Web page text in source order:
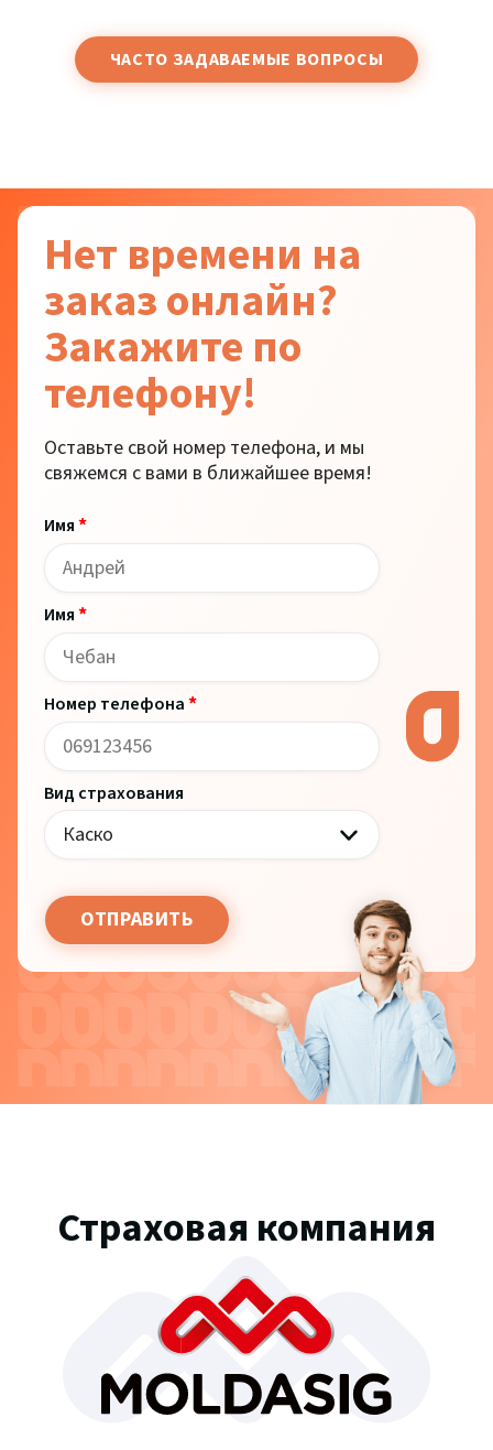
ЧАСТО ЗАДАВАЕМЫЕ ВОПРОСЫ
Нет времени на
заказ онлайн?
Закажите по
телефону!
Оставьте свой номер телефона, и мы
свяжемся с вами в ближайшее время!
Имя*
Имя*
Номер телефона*
Вид страхования
Страховая компания